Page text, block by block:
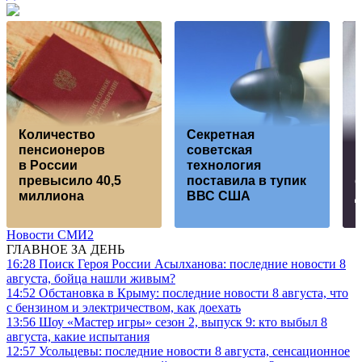
Количество
пенсионеров
в России
превысило 40,5
миллиона
Секретная
советская
технология
поставила в тупик
ВВС США
Новости СМИ2
ГЛАВНОЕ ЗА ДЕНЬ
16:28 Поиск Героя России Асылханова: последние новости 8
августа, бойца нашли живым?
14:52 Обстановка в Крыму: последние новости 8 августа, что
с бензином и электричеством, как доехать
13:56 Шоу «Мастер игры» сезон 2, выпуск 9: кто выбыл 8
августа, какие испытания
12:57 Усольцевы: последние новости 8 августа, сенсационное